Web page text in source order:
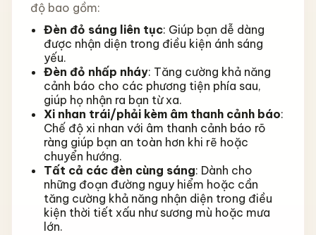
độ bao gồm:
Đèn đỏ sáng liên tục: Giúp bạn dễ dàng
được nhận diện trong điều kiện ánh sáng
yếu.
Đèn đỏ nhấp nháy: Tăng cường khả năng
cảnh báo cho các phương tiện phía sau,
giúp họ nhận ra bạn từ xa.
Xi nhan trái/phải kèm âm thanh cảnh báo:
Chế độ xi nhan với âm thanh cảnh báo rõ
ràng giúp bạn an toàn hơn khi rẽ hoặc
chuyển hướng.
Tất cả các đèn cùng sáng: Dành cho
những đoạn đường nguy hiểm hoặc cần
tăng cường khả năng nhận diện trong điều
kiện thời tiết xấu như sương mù hoặc mưa
lớn.